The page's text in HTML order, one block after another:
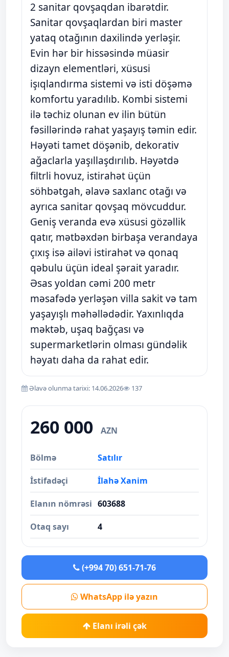
2 sanitar qovşaqdan ibarətdir.
Sanitar qovşaqlardan biri master
yataq otağının daxilində yerləşir.
Evin hər bir hissəsində müasir
dizayn elementləri, xüsusi
işıqlandırma sistemi və isti döşəmə
komfortu yaradılıb. Kombi sistemi
ilə təchiz olunan ev ilin bütün
fəsillərində rahat yaşayış təmin edir.
Həyəti tamet döşənib, dekorativ
ağaclarla yaşıllaşdırılıb. Həyətdə
filtrli hovuz, istirahət üçün
söhbətgah, əlavə saxlanc otağı və
ayrıca sanitar qovşaq mövcuddur.
Geniş veranda evə xüsusi gözəllik
qatır, mətbəxdən birbaşa verandaya
çıxış isə ailəvi istirahət və qonaq
qəbulu üçün ideal şərait yaradır.
Əsas yoldan cəmi 200 metr
məsafədə yerləşən villa sakit və tam
yaşayışlı məhəllədədir. Yaxınlıqda
məktəb, uşaq bağçası və
supermarketlərin olması gündəlik
həyatı daha da rahat edir.
Əlavə olunma tarixi: 14.06.2026 137
260 000 AZN
Bölmə Satılır
İstifadəçi İlahə Xanim
Elanın nömrəsi 603688
Otaq sayı 4
(+994 70) 651-71-76
WhatsApp ilə yazın
Elanı irəli çək